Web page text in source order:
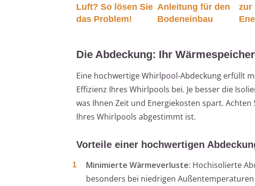
Luft? So lösen Sie
das Problem!
Anleitung für den
Bodeneinbau
zur
Die Abdeckung: Ihr Wärmespeicher
Eine hochwertige Whirlpool-Abdeckung erfüllt
Effizienz Ihres Whirlpools bei. Je besser die
was Ihnen Zeit und Energiekosten spart.
Ihres Whirlpools abgestimmt ist.
Vorteile einer hochwertigen
Minimierte Wärmeverluste: Hochisolierte
besonders bei niedrigen